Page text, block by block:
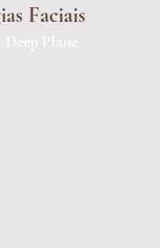
Plane
Faciais